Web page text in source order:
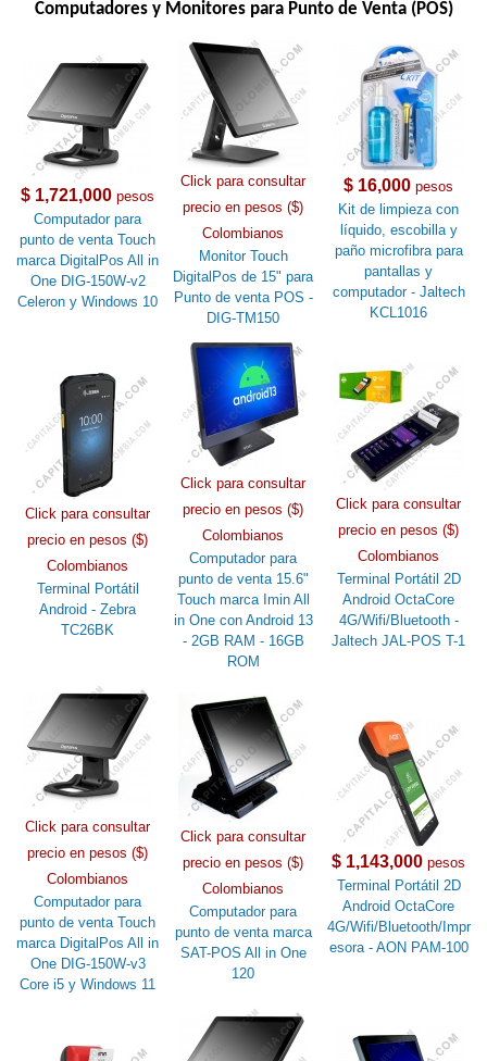
Computadores y Monitores para Punto de Venta (POS)
$ 1,721,000 pesos
Computador para
punto de venta Touch
marca DigitalPos All in
One DIG-150W-v2
Celeron y Windows 10
Click para consultar
precio en pesos ($)
Colombianos
Monitor Touch
DigitalPos de 15" para
Punto de venta POS -
DIG-TM150
$ 16,000 pesos
Kit de limpieza con
líquido, escobilla y
paño microfibra para
pantallas y
computador - Jaltech
KCL1016
Click para consultar
precio en pesos ($)
Colombianos
Terminal Portátil
Android - Zebra
TC26BK
Click para consultar
precio en pesos ($)
Colombianos
Computador para
punto de venta 15.6"
Touch marca Imin All
in One con Android 13
- 2GB RAM - 16GB
ROM
Click para consultar
precio en pesos ($)
Colombianos
Terminal Portátil 2D
Android OctaCore
4G/Wifi/Bluetooth -
Jaltech JAL-POS T-1
Click para consultar
precio en pesos ($)
Colombianos
Computador para
punto de venta Touch
marca DigitalPos All in
One DIG-150W-v3
Core i5 y Windows 11
Click para consultar
precio en pesos ($)
Colombianos
Computador para
punto de venta marca
SAT-POS All in One
120
$ 1,143,000 pesos
Terminal Portátil 2D
Android OctaCore
4G/Wifi/Bluetooth/Impr
esora - AON PAM-100